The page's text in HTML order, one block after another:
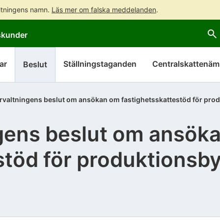
namn. Läs mer om falska meddelanden.
till
innehållet
hela
webbplatsens
Beslut Ställningstaganden
beslut om ansökan om fastighetsskattestöd för
beslut om
för